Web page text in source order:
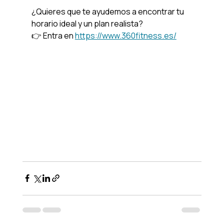
¿Quieres que te ayudemos a encontrar tu
horario ideal y un plan realista?
👉 Entra en https://www.360fitness.es/